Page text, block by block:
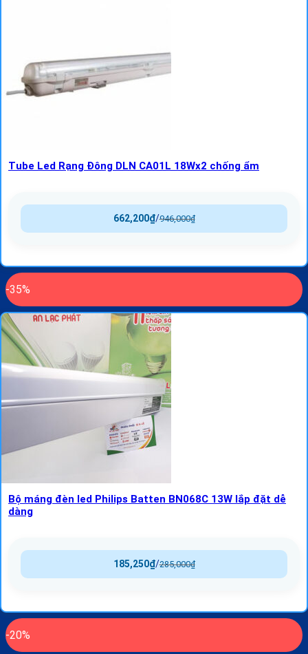
Tube Led Rạng Đông DLN CA01L 18Wx2 chống ẩm
946,000₫
/
662,200₫
-35%
Bộ máng đèn led Philips Batten BN068C 13W lắp đặt dễ
dàng
285,000₫
/
185,250₫
-20%